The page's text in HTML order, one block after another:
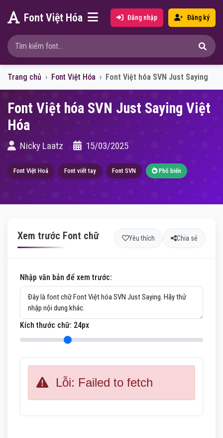
Font Việt Hóa Đăng nhập Đăng ký
Trang chủ Font Việt Hóa Font Việt hóa SVN Just Saying
Font Việt hóa SVN Just Saying Việt
Hóa
Nicky Laatz 15/03/2025
Font Việt Hoá Font viết tay Font SVN Phổ biến
Xem trước Font chữ Yêu thích Chia sẻ
Nhập văn bản để xem trước:
Kích thước chữ: 24px
Lỗi: Failed to fetch